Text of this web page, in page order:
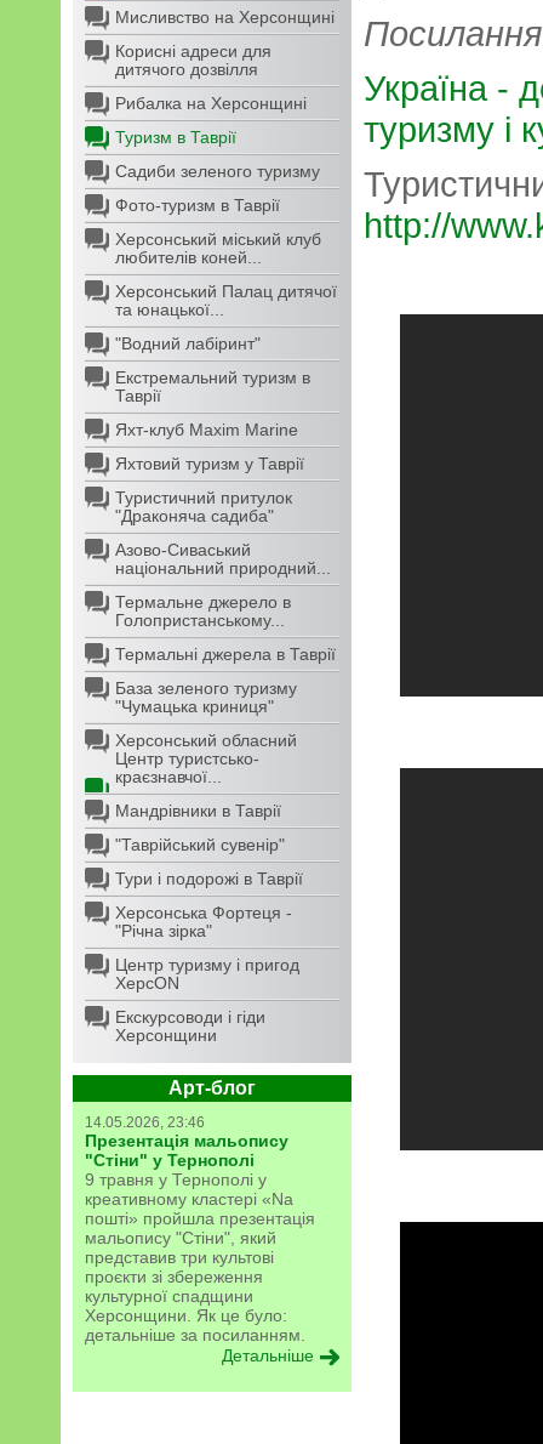
Мисливство на Херсонщині
Корисні адреси для
дитячого дозвілля
Рибалка на Херсонщині
Туризм в Таврії
Садиби зеленого туризму
Фото-туризм в Таврії
Херсонський міський клуб
любителів коней...
Херсонський Палац дитячої
та юнацької...
"Водний лабіринт"
Екстремальний туризм в
Таврії
Яхт-клуб Maxim Marine
Яхтовий туризм у Таврії
Туристичний притулок
"Драконяча садиба"
Азово-Сиваський
національний природний...
Термальне джерело в
Голопристанському...
Термальні джерела в Таврії
База зеленого туризму
"Чумацька криниця"
Херсонський обласний
Центр туристсько-
краєзнавчої...
Мандрівники в Таврії
"Таврійський сувенір"
Тури і подорожі в Таврії
Херсонська Фортеця -
"Річна зірка"
Центр туризму і пригод
ХерсON
Екскурсоводи і гіди
Херсонщини
Арт-блог
14.05.2026, 23:46
Презентація мальопису
"Стіни" у Тернополі
9 травня у Тернополі у
креативному кластері «Na
пошті» пройшла презентація
мальопису "Стіни", який
представив три культові
проєкти зі збереження
культурної спадщини
Херсонщини. Як це було:
детальніше за посиланням.
Детальніше
Україна -
туризму і
http://